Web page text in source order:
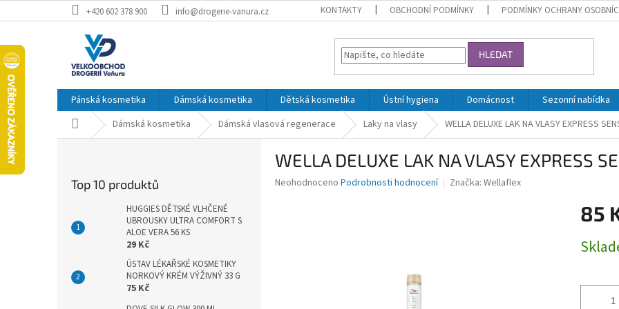
na
+420 602 378 900 info@drogerie-vanura.cz KONTAKTY OBCHODNÍ PODMÍNKY PODMÍNKY OCHRANY
HLEDAT
Pánská kosmetika Dámská kosmetika Dětská kosmetika Ústní hygiena Domácnost Sezonní nabídka
Domů Dámská kosmetika Dámská vlasová regenerace Laky na vlasy WELLA DELUXE LAK NA VLASY EXPRESS
Top 10 produktů
HUGGIES DĚTSKÉ VLHČENÉ
UBROUSKY ULTRA COMFORT S
ALOE VERA 56 KS
29 Kč
ÚSTAV LÉKAŘSKÉ KOSMETIKY
NORKOVÝ KRÉM VÝŽIVNÝ 33 G
75 Kč
WELLA DELUXE LAK NA VLASY EXPRESS
Průměrné
Neohodnoceno Podrobnosti hodnocení Značka: Wellaflex
85
cena: